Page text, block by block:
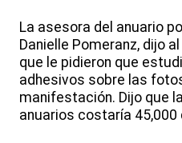
La asesora del anuario
Danielle Pomeranz, dijo
que le pidieron que
adhesivos sobre las
manifestación. Dijo que
anuarios costaría 45,000